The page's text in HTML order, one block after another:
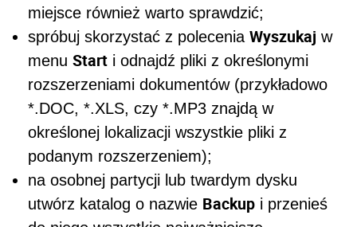
miejsce również warto sprawdzić;
spróbuj skorzystać z polecenia Wyszukaj w
menu Start i odnajdź pliki z określonymi
rozszerzeniami dokumentów (przykładowo
*.DOC, *.XLS, czy *.MP3 znajdą w
określonej lokalizacji wszystkie pliki z
podanym rozszerzeniem);
na osobnej partycji lub twardym dysku
utwórz katalog o nazwie Backup i przenieś